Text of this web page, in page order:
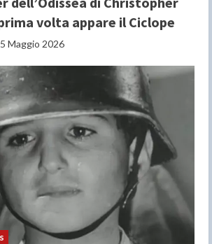
volta appare il Ciclope
5 Maggio 2026